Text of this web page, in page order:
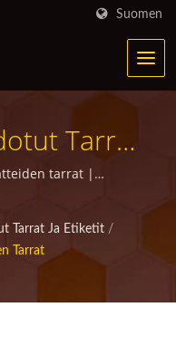
Suomen
Tarrat
tarrat |
mainostuotteita
Tarrat Ja Etiketit /
Tarrat